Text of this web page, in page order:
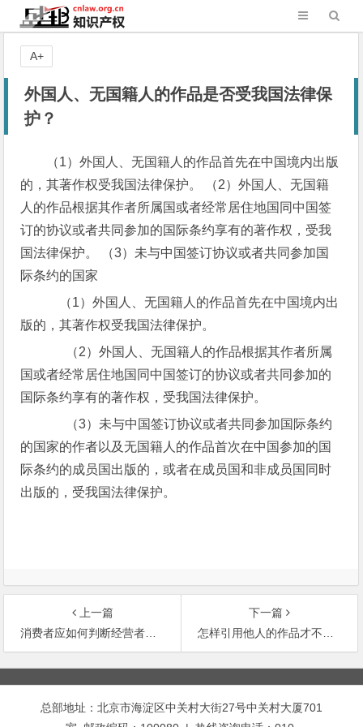
外国人、无国籍人的作品是否受我国法律保
护？
（1）外国人、无国籍人的作品首先在中国境内出版
的，其著作权受我国法律保护。 （2）外国人、无国籍
人的作品根据其作者所属国或者经常居住地国同中国签
订的协议或者共同参加的国际条约享有的著作权，受我
国法律保护。 （3）未与中国签订协议或者共同参加国
际条约的国家
（1）外国人、无国籍人的作品首先在中国境内出
版的，其著作权受我国法律保护。
（2）外国人、无国籍人的作品根据其作者所属
国或者经常居住地国同中国签订的协议或者共同参加的
国际条约享有的著作权，受我国法律保护。
（3）未与中国签订协议或者共同参加国际条约
的国家的作者以及无国籍人的作品首次在中国参加的国
际条约的成员国出版的，或者在成员国和非成员国同时
出版的，受我国法律保护。
A+
上一篇
消费者应如何判断经营者的行为是否违法？
下一篇
怎样引用他人的作品才不算违法？
文
章
总部地址：北京市海淀区中关村大街27号中关村大厦701